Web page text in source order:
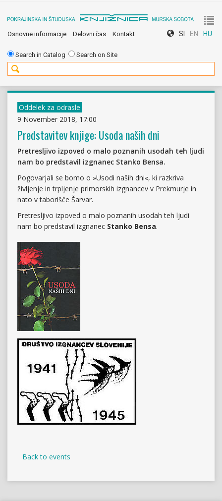
SI EN HU
Osnovne informacije Delovni čas Kontakt
Search in Catalog Search on Site
Oddelek za odrasle
9 November 2018, 17:00
Predstavitev knjige: Usoda naših dni
Pretresljivo izpoved o malo poznanih usodah teh ljudi
nam bo predstavil izgnanec Stanko Bensa.
Pogovarjali se bomo o »Usodi naših dni«, ki razkriva
življenje in trpljenje primorskih izgnancev v Prekmurje in
nato v taborišče Šarvar.
Pretresljivo izpoved o malo poznanih usodah teh ljudi
nam bo predstavil izgnanec Stanko Bensa.
Back to events